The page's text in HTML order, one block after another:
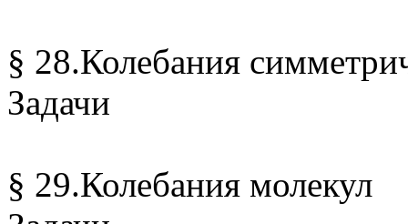
§ 28.Колебания
Задачи
§ 29.Колебания молекул